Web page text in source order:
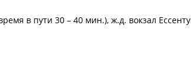
в пути 30 – 40 мин.), ж.д. вокзал